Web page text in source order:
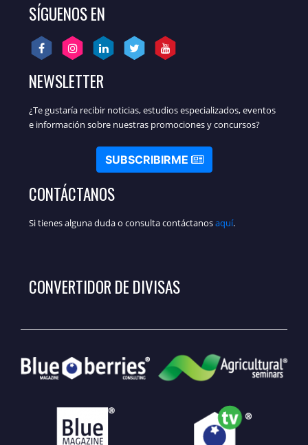
SÍGUENOS EN
NEWSLETTER
¿Te gustaría recibir noticias, estudios especializados, eventos
e información sobre nuestras promociones y concursos?
SUBSCRIBIRME
CONTÁCTANOS
Si tienes alguna duda o consulta contáctanosaquí.
CONVERTIDOR DE DIVISAS